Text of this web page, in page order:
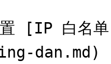
置 [IP 白
dan.md)